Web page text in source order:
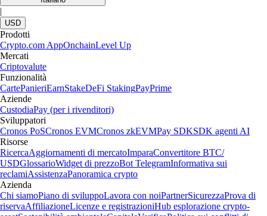
|
USD
Prodotti
Crypto.com AppOnchainLevel Up
Mercati
Criptovalute
Funzionalità
CartePanieriEarnStakeDeFi StakingPayPrime
Aziende
CustodiaPay (per i rivenditori)
Sviluppatori
Cronos PoSCronos EVMCronos zkEVMPay SDKSDK agenti AI
Risorse
RicercaAggiornamenti di mercatoImparaConvertitore BTC/
USDGlossarioWidget di prezzoBot TelegramInformativa sui
reclamiAssistenzaPanoramica crypto
Azienda
Chi siamoPiano di sviluppoLavora con noiPartnerSicurezzaProva di
riservaAffiliazioneLicenze e registrazioniHub esplorazione crypto-